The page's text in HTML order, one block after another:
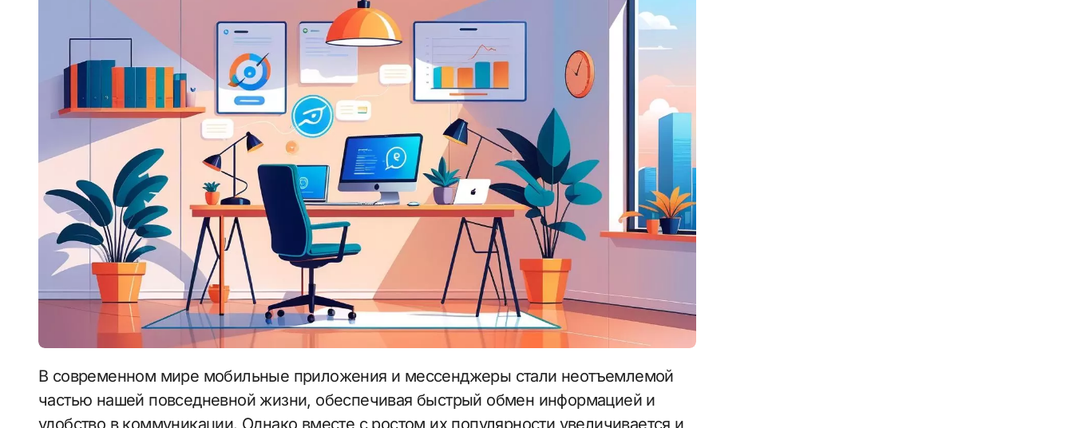
В современном мире мобильные приложения и мессенджеры стали неотъемлемой
частью нашей повседневной жизни, обеспечивая быстрый обмен информацией и
удобство в коммуникации. Однако вместе с ростом их популярности увеличивается и